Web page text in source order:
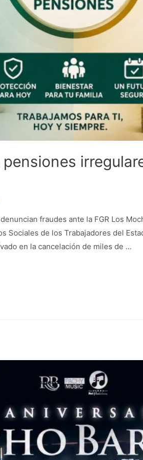
fraudes ante la FGR Los
Sociales de los Trabajadores del
en la cancelación de miles de …